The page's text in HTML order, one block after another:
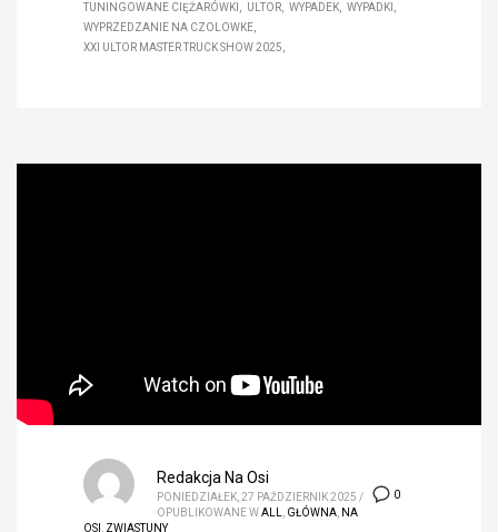
TUNINGOWANE CIĘŻARÓWKI
ULTOR WYPADEK
WYPADKI
WYPRZEDZANIE NA CZOLOWKE
XXI ULTOR MASTER TRUCK SHOW 2025
0
Redakcja Na Osi
PONIEDZIAŁEK, 27 PAŹDZIERNIK 2025 /
OPUBLIKOWANE WALL GŁÓWNA NA
OSI
ZWIASTUNY